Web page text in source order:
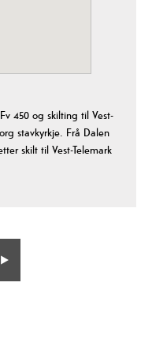
450 og skilting til Vest-
stavkyrkje. Frå Dalen
skilt til Vest-Telemark